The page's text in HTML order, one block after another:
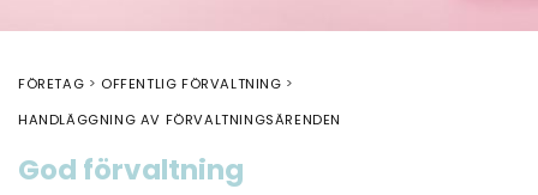
FÖRETAG
OFFENTLIG FÖRVALTNING
HANDLÄGGNING AV FÖRVALTNINGSÄRENDEN
God förvaltning